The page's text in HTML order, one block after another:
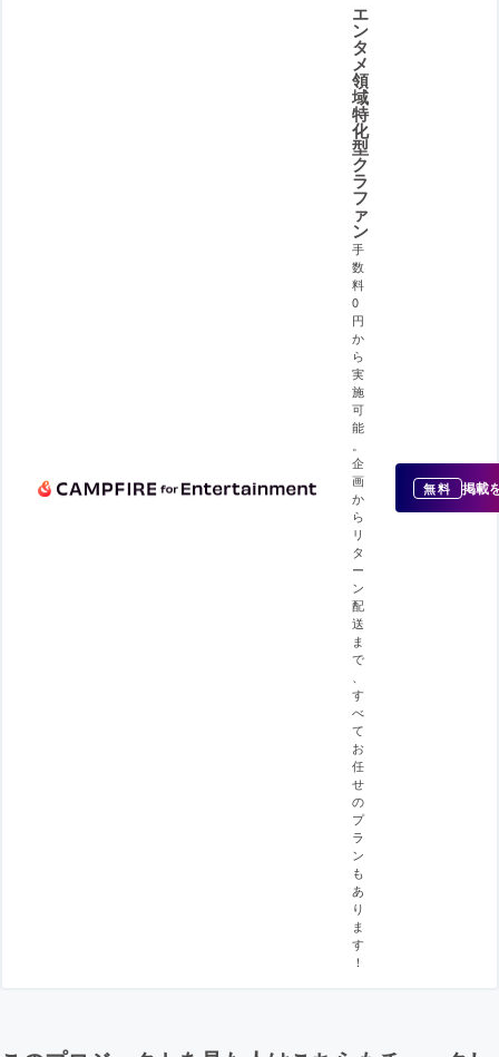
エ
ン
タ
メ
領
域
特
化
型
ク
ラ
フ
ァ
ン
手
数
料
0
円
か
ら
実
施
可
能
。
企
画
か
ら
リ
タ
ー
ン
配
送
ま
で
、
す
べ
て
お
任
せ
の
プ
ラ
ン
も
あ
り
ま
す
！
無料 掲載